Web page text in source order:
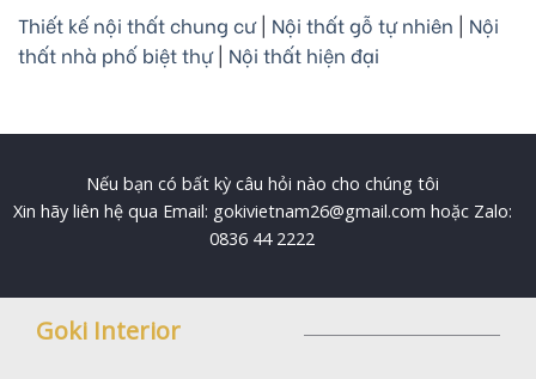
Thiết kế nội thất chung cư| Nội thất gỗ tự nhiên | Nội
thất nhà phố biệt thự| Nội thất hiện đại
Nếu bạn có bất kỳ câu hỏi nào cho chúng tôi
Xin hãy liên hệ qua Email: gokivietnam26@gmail.com hoặc Zalo:
0836 44 2222
Goki Interior